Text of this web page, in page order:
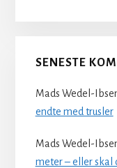
SENESTE
Mads Wedel-
endte med trusler
Mads Wedel-
meter – eller skal